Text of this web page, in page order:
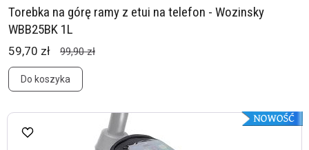
Torebka na górę ramy z etui na telefon - Wozinsky
WBB25BK 1L
59,70 zł 99,90 zł
Do koszyka